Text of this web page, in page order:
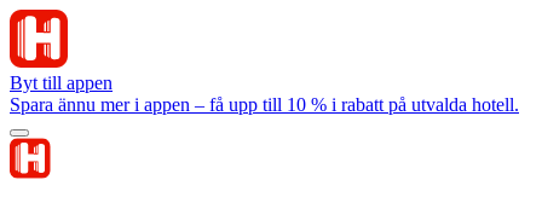
Byt till appen
Spara ännu mer i appen – få upp till 10 % i rabatt på utvalda hotell.